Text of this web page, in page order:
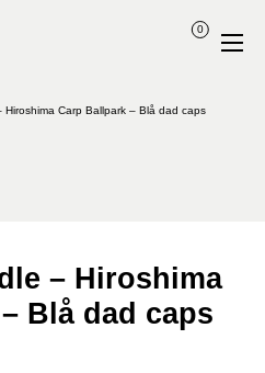
0
Hiroshima Carp Ballpark – Blå dad caps
– Hiroshima
Blå dad caps